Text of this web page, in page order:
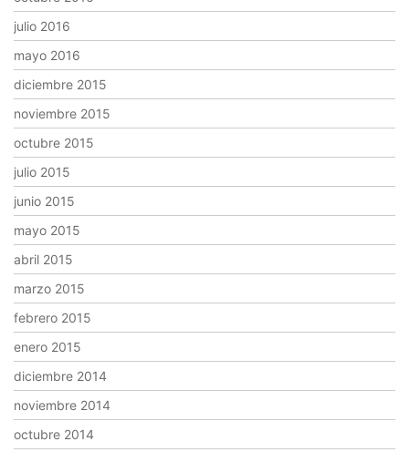
julio 2016
mayo 2016
diciembre 2015
noviembre 2015
octubre 2015
julio 2015
junio 2015
mayo 2015
abril 2015
marzo 2015
febrero 2015
enero 2015
diciembre 2014
noviembre 2014
octubre 2014